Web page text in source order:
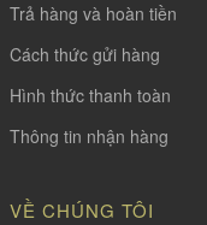
Trả hàng và hoàn tiền
Cách thức gửi hàng
Hình thức thanh toàn
Thông tin nhận hàng
VỀ CHÚNG TÔI